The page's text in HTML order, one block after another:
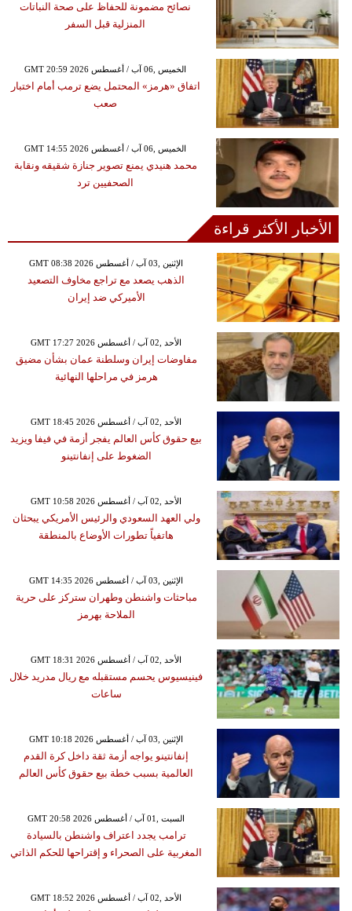
نصائح مضمونة للحفاظ على صحة النباتات
المنزلية قبل السفر
GMT 20:59 2026 الخميس ,06 آب / أغسطس
اتفاق «هرمز» المحتمل يضع ترمب أمام اختبار
صعب
GMT 14:55 2026 الخميس ,06 آب / أغسطس
محمد هنيدي يمنع تصوير جنازة شقيقه ونقابة
الصحفيين ترد
الأخبار الأكثر قراءة
GMT 08:38 2026 الإثنين ,03 آب / أغسطس
الذهب يصعد مع تراجع مخاوف التصعيد
الأميركي ضد إيران
GMT 17:27 2026 الأحد ,02 آب / أغسطس
مفاوضات إيران وسلطنة عمان بشأن مضيق
هرمز في مراحلها النهائية
GMT 18:45 2026 الأحد ,02 آب / أغسطس
بيع حقوق كأس العالم يفجر أزمة في فيفا ويزيد
الضغوط على إنفانتينو
GMT 10:58 2026 الأحد ,02 آب / أغسطس
ولي العهد السعودي والرئيس الأمريكي يبحثان
هاتفياً تطورات الأوضاع بالمنطقة
GMT 14:35 2026 الإثنين ,03 آب / أغسطس
مباحثات واشنطن وطهران ستركز على حرية
الملاحة بهرمز
GMT 18:31 2026 الأحد ,02 آب / أغسطس
فينيسيوس يحسم مستقبله مع ريال مدريد خلال
ساعات
GMT 10:18 2026 الإثنين ,03 آب / أغسطس
إنفانتينو يواجه أزمة ثقة داخل كرة القدم
العالمية بسبب خطة بيع حقوق كأس العالم
GMT 20:58 2026 السبت ,01 آب / أغسطس
ترامب يجدد اعتراف واشنطن بالسيادة
المغربية على الصحراء و إقتراحها للحكم الذاتي
GMT 18:52 2026 الأحد ,02 آب / أغسطس